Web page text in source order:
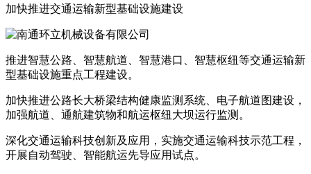
加快推进交通运输新型基础设施建设
推进智慧公路、智慧航道、智慧港口、智慧枢纽等交通运输新
型基础设施重点工程建设。
加快推进公路长大桥梁结构健康监测系统、电子航道图建设，
加强航道、通航建筑物和航运枢纽大坝运行监测。
深化交通运输科技创新及应用，实施交通运输科技示范工程，
开展自动驾驶、智能航运先导应用试点。